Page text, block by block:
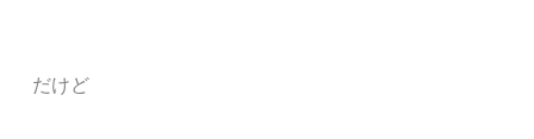
だけど